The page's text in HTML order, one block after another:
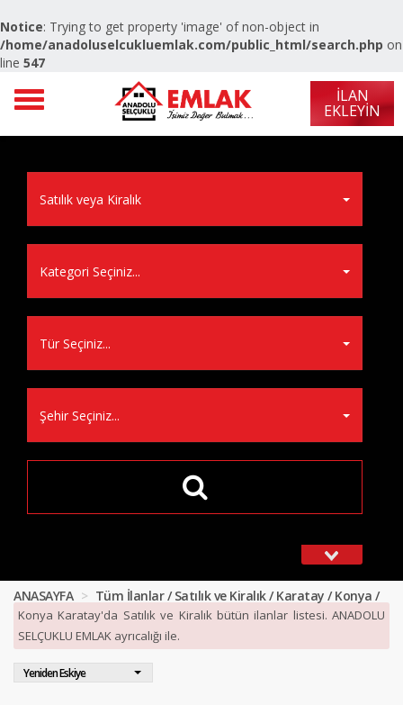
Notice: Trying to get property 'image' of non-object in
/home/anadoluselcukluemlak.com/public_html/search.php on
line 547
İLAN
EKLEYIN
Toggle navigation
Satılık veya Kiralık
Kategori Seçiniz...
Tür Seçiniz...
Şehir Seçiniz...
ANASAYFA Tüm İlanlar / Satılık ve Kiralık / Karatay / Konya /
Konya Karatay'da Satılık ve Kiralık bütün ilanlar listesi. ANADOLU
SELÇUKLU EMLAK ayrıcalığı ile.
Yeniden Eskiye